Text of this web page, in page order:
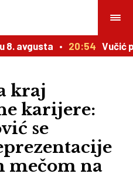
avgusta 20:54
Vučić
kraj
karijere:
se
na